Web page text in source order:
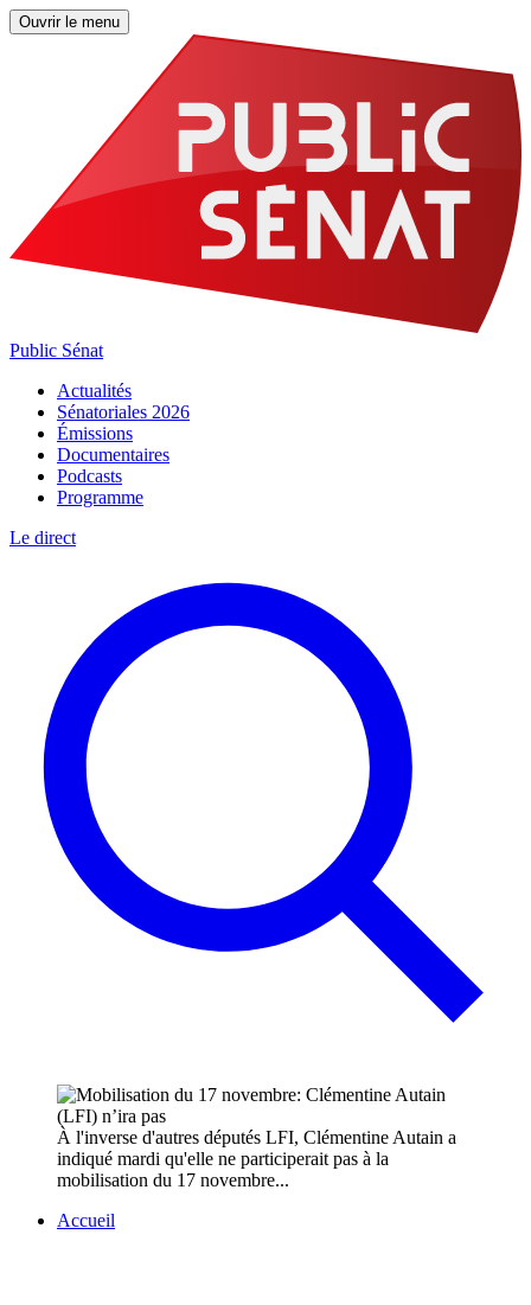
Ouvrir le menu
Public Sénat
Actualités
Sénatoriales 2026
Émissions
Documentaires
Podcasts
Programme
Le direct
À l'inverse d'autres députés LFI, Clémentine Autain a
indiqué mardi qu'elle ne participerait pas à la
mobilisation du 17 novembre...
Accueil